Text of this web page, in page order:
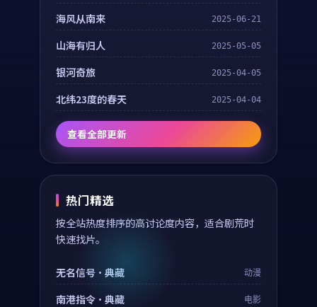
海风从南来 2025-06-21
山海有归人 2025-05-05
银河奇旅 2025-04-05
北纬23度的春天 2025-04-04
查看全部更新
热门精选
按全站热度排序的高讨论度内容，适合剧荒时
快速找片。
无名信号·典藏 动漫
南港指令·典藏 电影